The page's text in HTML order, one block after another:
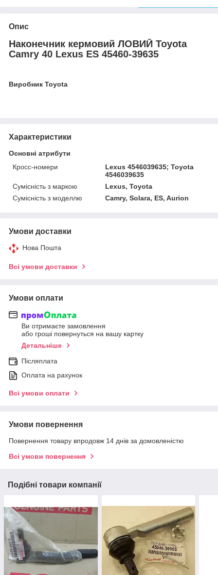
Опис
Наконечник кермовий ЛОВИЙ Toyota
Camry 40 Lexus ES 45460-39635
Виробник Toyota
Характеристики
Основні атрибути
Кросс-номери
Lexus 4546039635; Toyota
4546039635
Сумісність з маркою
Lexus, Toyota
Сумісність з моделлю
Camry, Solara, ES, Aurion
Умови доставки
Нова Пошта
Всі умови доставки
Умови оплати
Ви отримаєте замовлення
або гроші повернуться на вашу картку
Детальніше
Післяплата
Оплата на рахунок
Всі умови оплати
Умови повернення
Повернення товару впродовж 14 днів за домовленістю
Всі умови повернення
Подібні товари компанії